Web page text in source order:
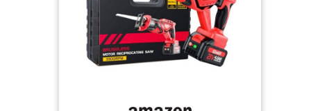
mixtes. Outil WORX NITRO
conçu pour les travaux intensifs,
équipé d’un moteur Brushless
2.0 Compatible avec toutes les